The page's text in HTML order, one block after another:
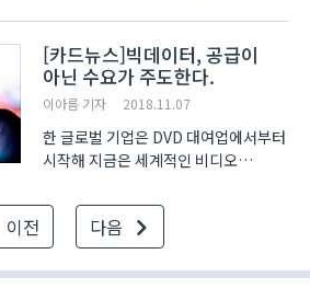
침체로 어려움을 겪는 중소기업은
남북경협에 대한 기대가 더욱 큽니다.
하지만, 사전에 치밀한 준비가..
[카드뉴스]빅데이터, 공급이
아닌 수요가 주도한다.
이아름 기자 2018.11.07
한 글로벌 기업은 DVD 대여업에서부터
시작해 지금은 세계적인 비디오
성장했습니다. 이렇게 성장할 수 있었던
배경에는 빅데이터가 있습니다.
빅데이터는 기존 데이터보다 규모가
방대해 기존의 방법이나 도구로 수집·..
이전 다음